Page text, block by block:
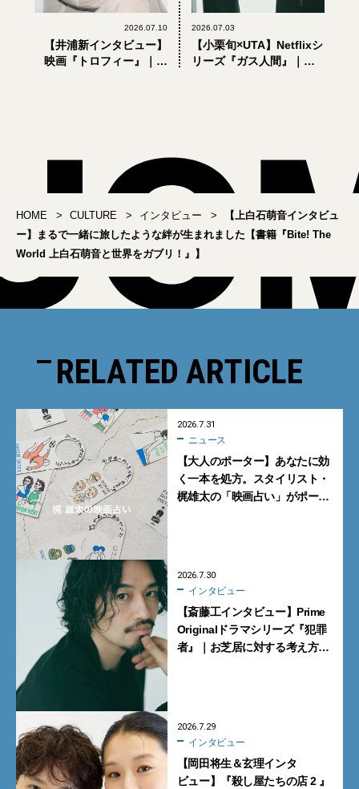
2026.07.10
【井浦新インタビュー】
映画『トロフィー』｜お
2026.07.03
【小栗旬×UTA】Netflixシ
リーズ『ガス人間』｜ど
HOME CULTURE インタビュー
【上白石萌音インタビュ
ー】まるで一緒に旅したような絆が生まれました【書籍『Bite! The
World 上白石萌音と世界をガブリ！』】
RELATED ARTICLE
2026.7.31
ニュース
【大人のポーター】あなたに効
く一本を処方。スタイリスト・
梶雄太の「映画占い」がポー
2026.7.30
インタビュー
【斎藤工インタビュー】Prime
Originalドラマシリーズ『犯罪
者』｜お芝居に対する考え方が
2026.7.29
インタビュー
【岡田将生＆玄理インタ
ビュー】『殺し屋たちの店 2 』